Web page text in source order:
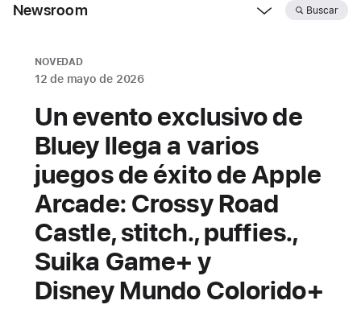
Newsroom Buscar
NOVEDAD
12 de mayo de 2026
Un evento exclusivo de
Bluey llega a varios
juegos de éxito de Apple
Arcade: Crossy Road
Castle, stitch., puffies.,
Suika Game+ y
Disney Mundo Colorido+